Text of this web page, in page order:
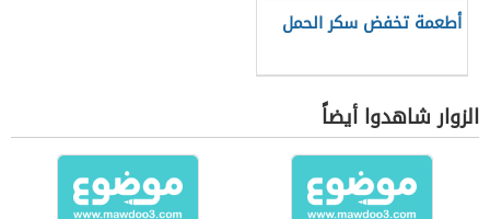
أطعمة تخفض سكر الحمل
الزوار شاهدوا أيضاً